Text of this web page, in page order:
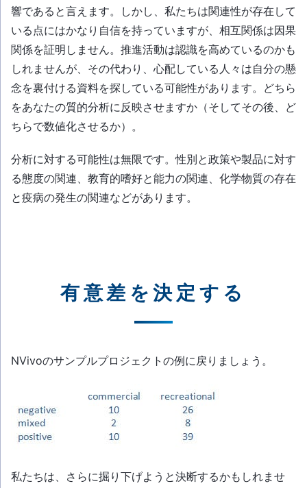
響であると言えます。しかし、私たちは関連性が存在して
いる点にはかなり自信を持っていますが、相互関係は因果
関係を証明しません。推進活動は認識を高めているのかも
しれませんが、その代わり、心配している人々は自分の懸
念を裏付ける資料を探している可能性があります。どちら
をあなたの質的分析に反映させますか（そしてその後、ど
ちらで数値化させるか）。
分析に対する可能性は無限です。性別と政策や製品に対す
る態度の関連、教育的嗜好と能力の関連、化学物質の存在
と疫病の発生の関連などがあります。
有意差を決定する
NVivoのサンプルプロジェクトの例に戻りましょう。
私たちは、さらに掘り下げようと決断するかもしれませ